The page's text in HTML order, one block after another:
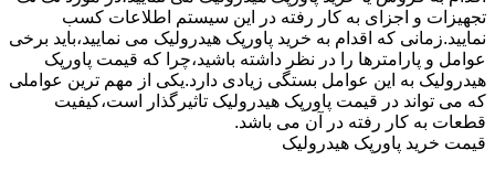
تجهیزات و اجزای به کار رفته در این سیستم اطلاعات کسب
نمایید.زمانی که اقدام به خرید پاورپک هیدرولیک می نمایید،باید برخی
عوامل و پارامترها را در نظر داشته باشید،چرا که قیمت پاورپک
هیدرولیک به این عوامل بستگی زیادی دارد.یکی از مهم ترین عواملی
که می تواند در قیمت پاورپک هیدرولیک تاثیرگذار است،کیفیت
قطعات به کار رفته در آن می باشد.
قیمت خرید پاورپک هیدرولیک